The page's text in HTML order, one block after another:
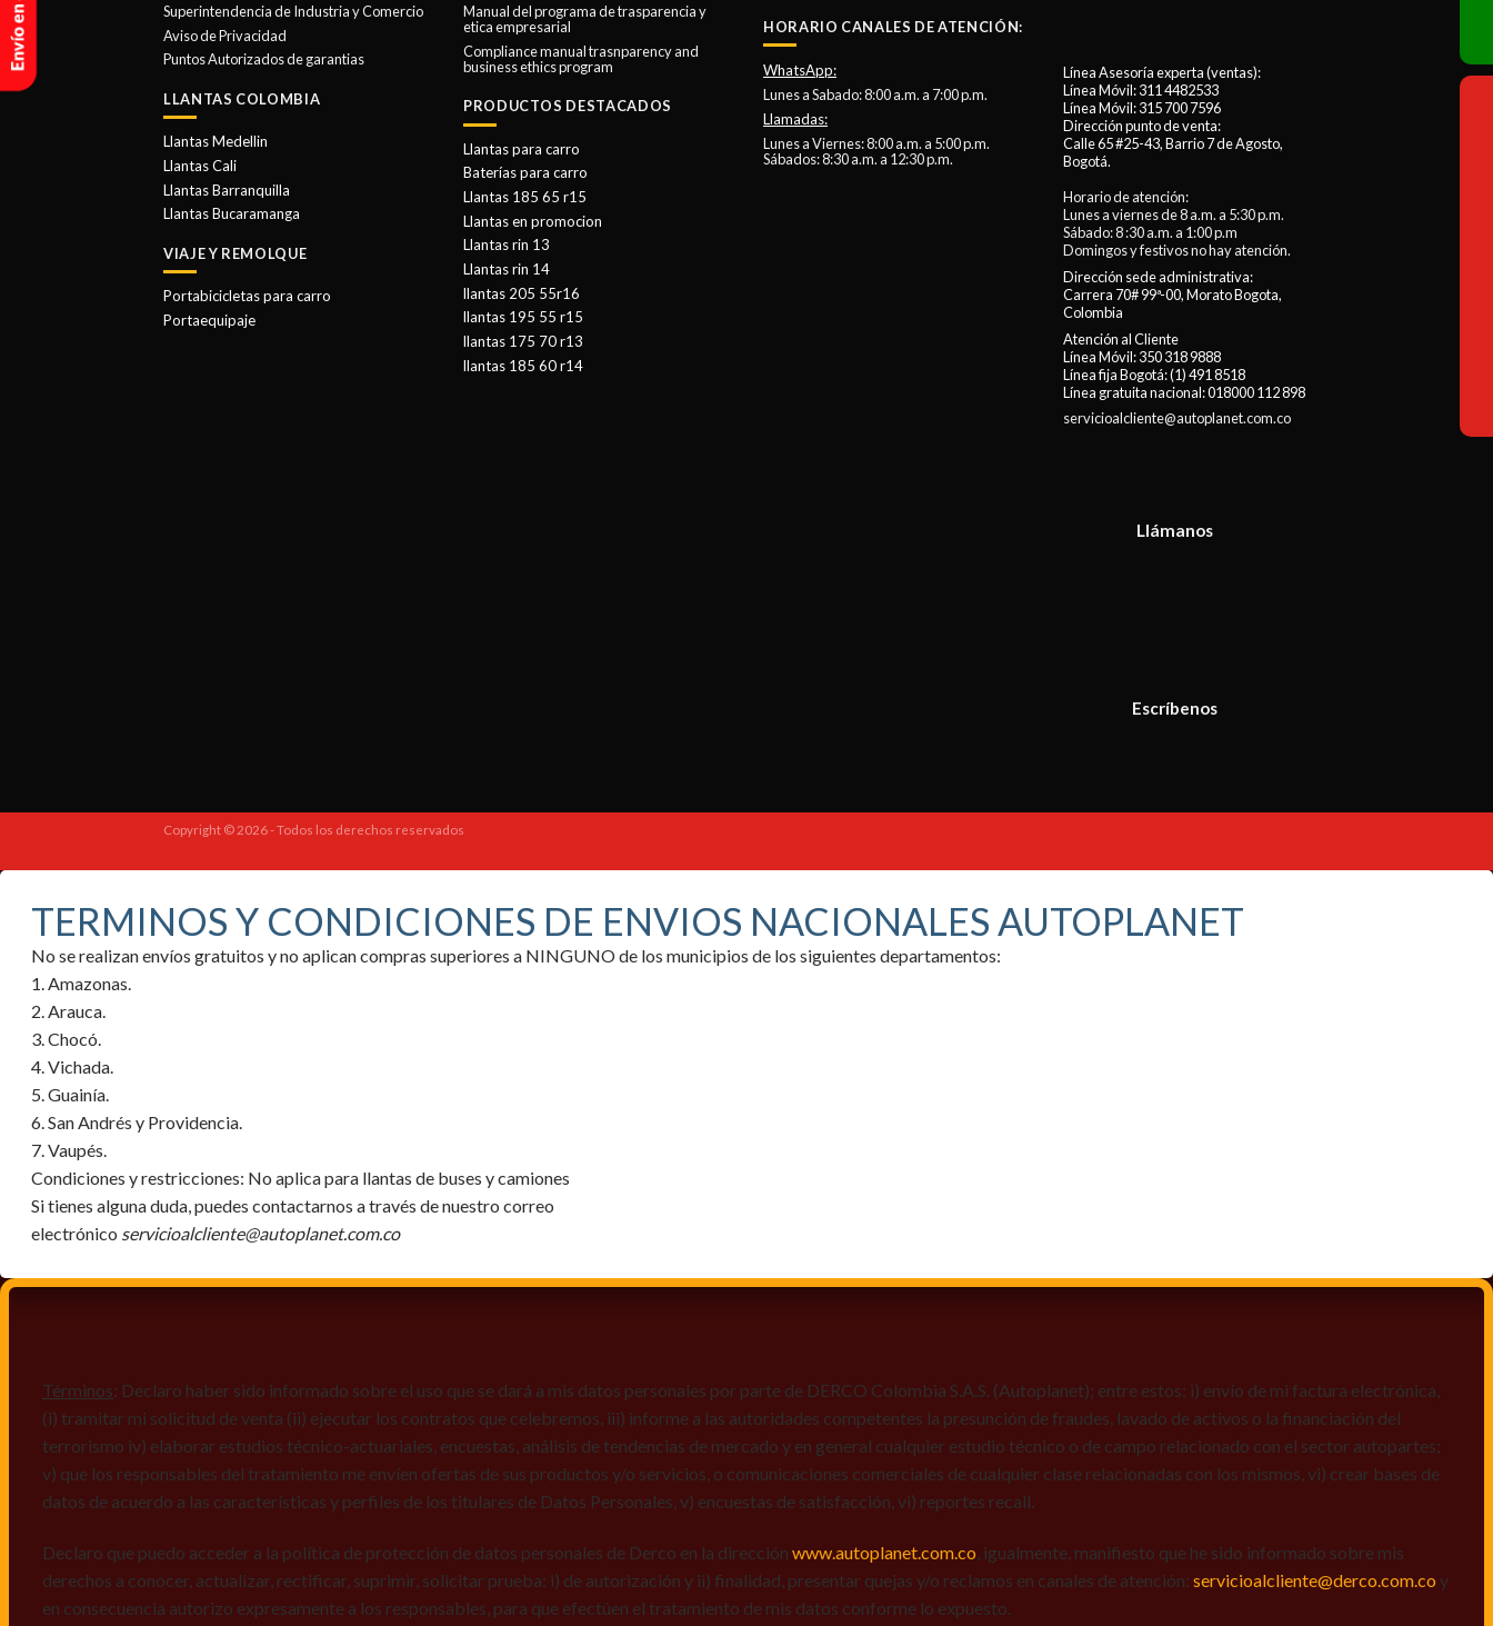
Superintendencia de Industria y Comercio
Aviso de Privacidad
Puntos Autorizados de garantias
LLANTAS COLOMBIA
Llantas Medellin
Llantas Cali
Llantas Barranquilla
Llantas Bucaramanga
VIAJE Y REMOLQUE
Portabicicletas para carro
Portaequipaje
Manual del programa de trasparencia y
etica empresarial
Compliance manual trasnparency and
business ethics program
PRODUCTOS DESTACADOS
Llantas para carro
Baterías para carro
Llantas 185 65 r15
Llantas en promocion
Llantas rin 13
Llantas rin 14
llantas 205 55r16
llantas 195 55 r15
llantas 175 70 r13
llantas 185 60 r14
HORARIO CANALES DE ATENCIÓN:
WhatsApp:
Lunes a Sabado: 8:00 a.m. a 7:00 p.m.
Llamadas:
Lunes a Viernes: 8:00 a.m. a 5:00 p.m.
Sábados: 8:30 a.m. a 12:30 p.m.
Línea Asesoría experta (ventas):
Línea Móvil:311 4482533
Línea Móvil:315 700 7596
Dirección punto de venta:
Calle 65 #25-43, Barrio 7 de Agosto,
Bogotá.
Horario de atención:
Lunes a viernes de 8 a.m. a 5:30 p.m.
Sábado: 8 :30 a.m. a 1:00 p.m
Domingos y festivos no hay atención.
Dirección sede administrativa:
Carrera 70# 99ª-00, Morato Bogota,
Colombia
Atención al Cliente
Línea Móvil:350 318 9888
Línea fija Bogotá:(1) 491 8518
Línea gratuita nacional:018000 112 898
servicioalcliente@autoplanet.com.co
Llámanos
Escríbenos
Copyright © 2026 - Todos los derechos reservados
TERMINOS Y CONDICIONES DE ENVIOS NACIONALES AUTOPLANET
No se realizan envíos gratuitos y no aplican compras superiores a NINGUNO de los municipios de los siguientes departamentos:
1. Amazonas.
2. Arauca.
3. Chocó.
4. Vichada.
5. Guainía.
6. San Andrés y Providencia.
7. Vaupés.
Condiciones y restricciones: No aplica para llantas de buses y camiones
Si tienes alguna duda, puedes contactarnos a través de nuestro correo
electrónico servicioalcliente@autoplanet.com.co
Términos: Declaro haber sido informado sobre el uso que se dará a mis datos personales por parte de DERCO Colombia S.A.S. (Autoplanet); entre estos: i) envío de mi factura electrónica,
(i) tramitar mi solicitud de venta (ii) ejecutar los contratos que celebremos, iii) informe a las autoridades competentes la presunción de fraudes, lavado de activos o la financiación del
terrorismo iv) elaborar estudios técnico-actuariales, encuestas, análisis de tendencias de mercado y en general cualquier estudio técnico o de campo relacionado con el sector autopartes;
v) que los responsables del tratamiento me envíen ofertas de sus productos y/o servicios, o comunicaciones comerciales de cualquier clase relacionadas con los mismos, vi) crear bases de
datos de acuerdo a las características y perfiles de los titulares de Datos Personales, v) encuestas de satisfacción, vi) reportes recall.
Declaro que puedo acceder a la política de protección de datos personales de Derco en la dirección www.autoplanet.com.co , igualmente, manifiesto que he sido informado sobre mis
derechos a conocer, actualizar, rectificar, suprimir, solicitar prueba: i) de autorización y ii) finalidad, presentar quejas y/o reclamos en canales de atención: servicioalcliente@derco.com.co y
en consecuencia autorizo expresamente a los responsables, para que efectúen el tratamiento de mis datos conforme lo expuesto.